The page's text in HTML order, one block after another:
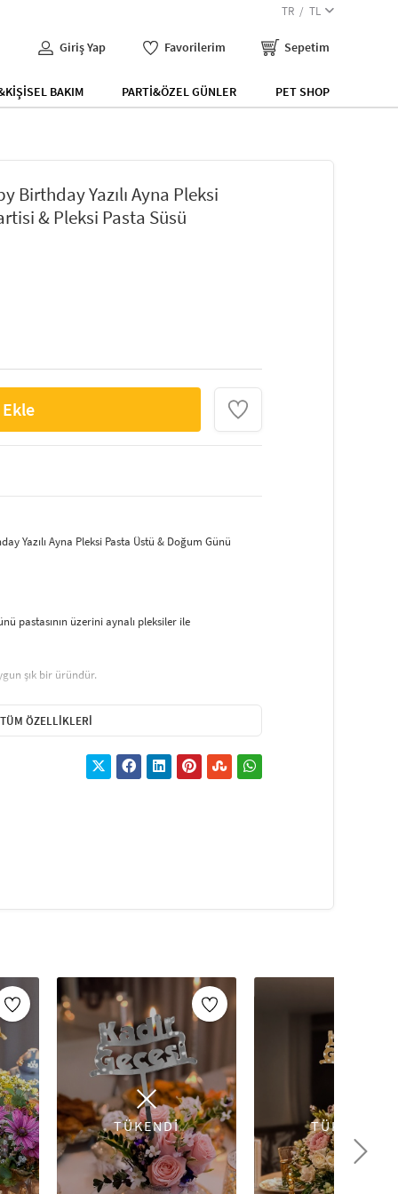
TR TL
Giriş Yap Favorilerim Sepetim
BAKIM PARTİ&ÖZEL GÜNLER PET SHOP
Birthday Yazılı Ayna Pleksi
& Pleksi Pasta Süsü
Yazılı Ayna Pleksi Pasta Üstü & Doğum Günü
pastasının üzerini aynalı pleksiler ile
şık bir üründür.
Fotoğraf çekimlerinizde parlayarak çok hoş bir
görselliğini artırırken aynı zamanda kutlamalara
pleksi, simli eva, akrilik, şeker hamuru ve ahşap
arasında
rakamlı yaş pasta süsleri, kişiye
çiçek süslemeleri
bulunmaktadır. 1 yaşından
anlam katmak için farklı tasarımlarla
hem de profesyonel pastacılar için ideal bir
modern ve şık bir görünüm sağlarken, simli eva
oluşturur.
ÖZELLIKLERI
TÜKENDİ TÜKENDİ